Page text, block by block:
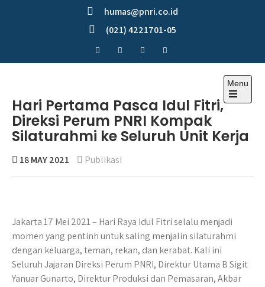
humas@pnri.co.id
(021) 4221701-05
Menu
Hari Pertama Pasca Idul Fitri,
Direksi Perum PNRI Kompak
Silaturahmi ke Seluruh Unit Kerja
18 MAY 2021 Publikasi
Jakarta 17 Mei 2021 – Hari Raya Idul Fitri selalu menjadi
momen yang pentinh untuk saling menjalin silaturahmi
dengan keluarga, teman, rekan, dan kerabat. Kali ini
Seluruh Jajaran Direksi Perum PNRI, Direktur Utama B Sigit
Yanuar Gunarto, Direktur Produksi dan Pemasaran, Akbar